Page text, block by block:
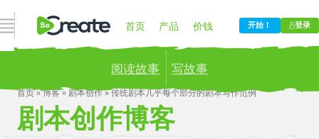
打开导航 首页 产品 价钱
博客 公司
开始！ 登录
阅读故事 写故事
Publish your stories to a global audience.
now!
首页»博客» 剧本创作»传统剧本几乎每个部分的剧本写作范例
剧本创作博客